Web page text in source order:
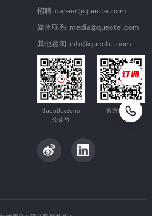
招聘: career@quectel.com
媒体联系: media@quectel.com
其他咨询: info@quectel.com
QuecDevZone
公众号
官方公众号